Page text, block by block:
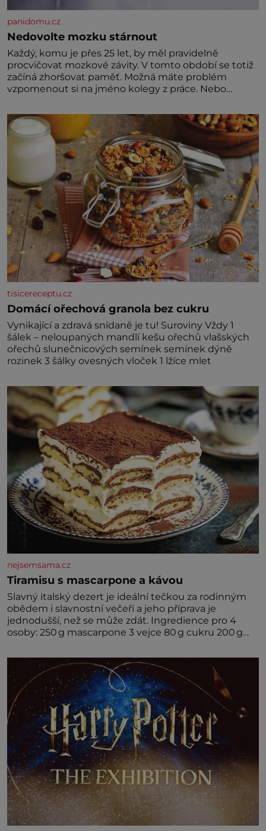
panidomu.cz
Nedovolte mozku stárnout
Každý, komu je přes 25 let, by měl pravidelně
procvičovat mozkové závity. V tomto období se totiž
začíná zhoršovat paměť. Možná máte problém
vzpomenout si na jméno kolegy z práce. Nebo
nedávno přečetli. Je to opravdu tak, s věkem jako
kdyby se paměť rozhodla stávkovat. Cvičte
tisicereceptu.cz
Domácí ořechová granola bez cukru
Vynikající a zdravá snídaně je tu! Suroviny Vždy 1
šálek – neloupaných mandlí kešu ořechů vlašských
ořechů slunečnicových semínek semínek dýně
rozinek 3 šálky ovesných vloček 1 lžíce mlet
nejsemsama.cz
Tiramisu s mascarpone a kávou
Slavný italský dezert je ideální tečkou za rodinným
obědem i slavnostní večeří a jeho příprava je
jednodušší, než se může zdát. Ingredience pro 4
osoby: 250 g mascarpone 3 vejce 80 g cukru 200 g
amaretta kakao na posypání Postup: Oddělte
žloutky od bílků. Žloutky vyšlehejte s cukrem do
světlé pěny a postupně do nich vmíchejte
mascarpone, aby vznikl hladký